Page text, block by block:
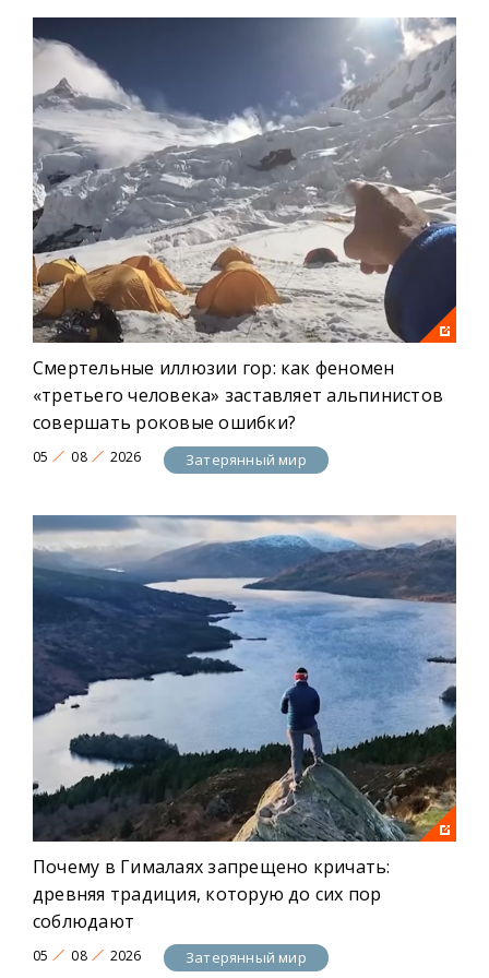
идеологи, как в свое время немецкие нацисты,
планируют завоевать мир с помощью оккультных
сил.
Смертельные иллюзии гор: как феномен
«третьего человека» заставляет альпинистов
совершать роковые ошибки?
05 08 2026 Затерянный мир
Почему в Гималаях запрещено кричать:
древняя традиция, которую до сих пор
соблюдают
05 08 2026 Затерянный мир